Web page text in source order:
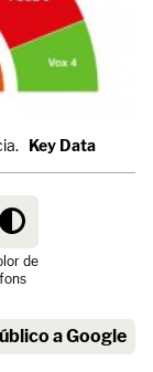
Key Data
de
fons
a Google